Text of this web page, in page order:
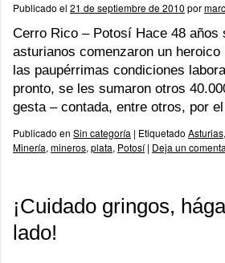
Publicado el 21 de septiembre de 2010 por
Cerro Rico – Potosí Hace 48 años
asturianos comenzaron un
las paupérrimas condiciones
pronto, se les sumaron otros
gesta – contada, entre otros, por
Publicado en Sin categoría | Etiquetado Asturias,
Minería, mineros, plata, Potosí | Deja un
¡Cuidado gringos,
lado!